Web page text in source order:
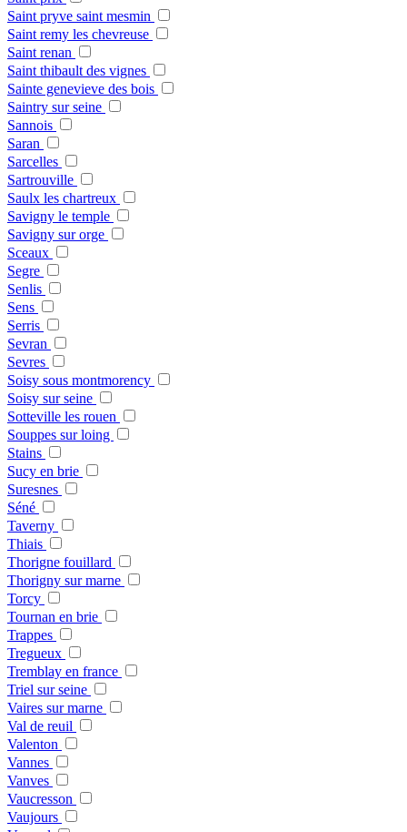
Saint pryve saint mesmin
Saint remy les chevreuse
Saint renan
Saint thibault des vignes
Sainte genevieve des bois
Saintry sur seine
Sannois
Saran
Sarcelles
Sartrouville
Saulx les chartreux
Savigny le temple
Savigny sur orge
Sceaux
Segre
Senlis
Sens
Serris
Sevran
Sevres
Soisy sous montmorency
Soisy sur seine
Sotteville les rouen
Souppes sur loing
Stains
Sucy en brie
Suresnes
Séné
Taverny
Thiais
Thorigne fouillard
Thorigny sur marne
Torcy
Tournan en brie
Trappes
Tregueux
Tremblay en france
Triel sur seine
Vaires sur marne
Val de reuil
Valenton
Vannes
Vanves
Vaucresson
Vaujours